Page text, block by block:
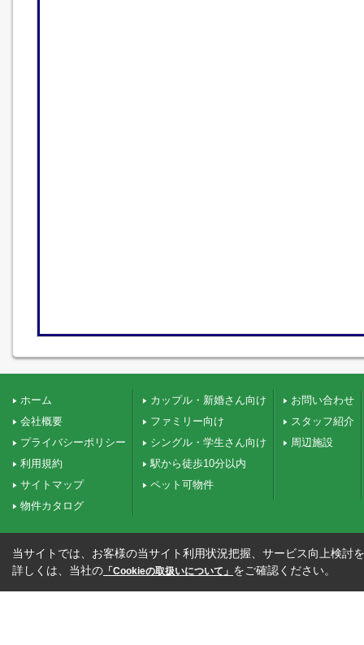
ホーム
会社概要
プライバシーポリシー
利用規約
サイトマップ
物件カタログ
カップル・新婚さん向け
ファミリー向け
シングル・学生さん向け
駅から徒歩10分以内
ペット可物件
お問い合わせ
スタッフ紹介
周辺施設
当サイトでは、お客様の当サイト利用状況把握、サービス向上検討
詳しくは、当社の 「Cookieの取扱いについて」 をご確認ください。